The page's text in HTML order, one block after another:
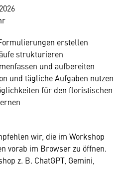
erstellen
strukturieren
und aufbereiten
und tägliche Aufgaben nutzen
für den floristischen
wir, die im Workshop
vorab im Browser zu öffnen.
z. B. ChatGPT, Gemini,